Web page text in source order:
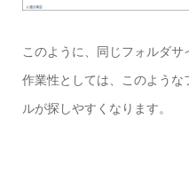
このように、同じフォルダサ
作業性としては、このような
ルが探しやすくなります。